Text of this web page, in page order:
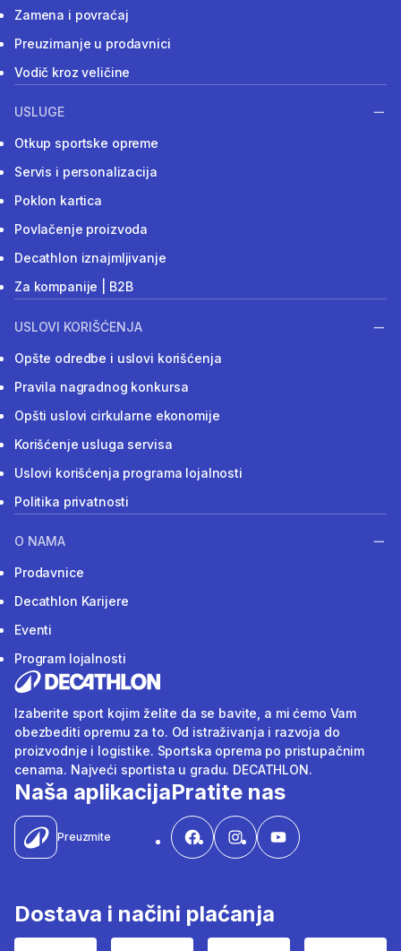
Zamena i povraćaj
Preuzimanje u prodavnici
Vodič kroz veličine
USLUGE
Otkup sportske opreme
Servis i personalizacija
Poklon kartica
Povlačenje proizvoda
Decathlon iznajmljivanje
Za kompanije | B2B
USLOVI KORIŠĆENJA
Opšte odredbe i uslovi korišćenja
Pravila nagradnog konkursa
Opšti uslovi cirkularne ekonomije
Korišćenje usluga servisa
Uslovi korišćenja programa lojalnosti
Politika privatnosti
O NAMA
Prodavnice
Decathlon Karijere
Eventi
Program lojalnosti
Izaberite sport kojim želite da se bavite, a mi ćemo Vam
obezbediti opremu za to. Od istraživanja i razvoja do
proizvodnje i logistike. Sportska oprema po pristupačnim
cenama. Najveći sportista u gradu. DECATHLON.
Naša aplikacija
Preuzmite
Pratite nas
Dostava i načini plaćanja